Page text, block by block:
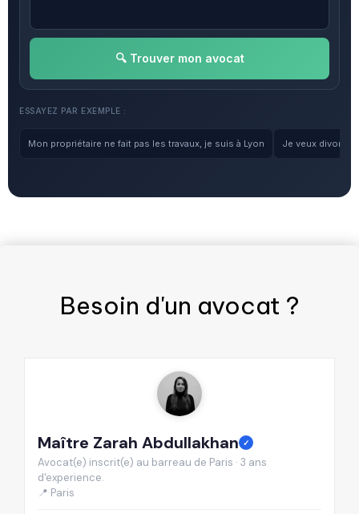
🔍 Trouver mon avocat
ESSAYEZ PAR EXEMPLE :
Mon propriétaire ne fait pas les travaux, je suis à Lyon Je veux
Besoin d'un avocat ?
Maître Zarah Abdullakhan ✓
Avocat(e) inscrit(e) au barreau de Paris · 3 ans
d'experience.
📍 Paris